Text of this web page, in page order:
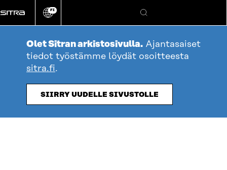
suoraan
sisältöön
Vaihda
kieli
FI
Hae
Olet Sitran arkistosivulla. Ajantasaiset
tiedot työstämme löydät osoitteesta
sitra.fi.
SIIRRY UUDELLE SIVUSTOLLE